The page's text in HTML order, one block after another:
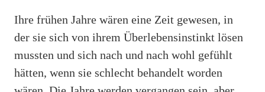
Ihre frühen Jahre wären eine Zeit gewesen, in
der sie sich von ihrem Überlebensinstinkt lösen
mussten und sich nach und nach wohl gefühlt
hätten, wenn sie schlecht behandelt worden